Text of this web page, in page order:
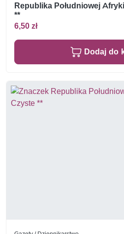
Republika Południowej
**
6,50 zł
Dodaj do